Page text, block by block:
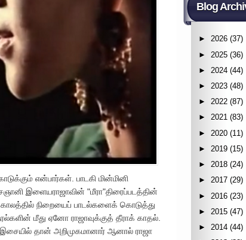
என்பார்கள். பாடகி மின்மினி
இளையராஜாவின் "மீரா"திரைப்படத்தின்
நிறையைப் பாடல்களைக் கொடுத்து
மீது ஏனோ ராஜாவுக்குத் தீராக் காதல்.
தான் அறிமுகமானார் ஆனால் ராஜா
Blog
► 2026 (37)
► 2025 (36)
► 2024 (44)
► 2023 (48)
► 2022 (87)
► 2021 (83)
► 2020 (11)
► 2019 (15)
► 2018 (24)
► 2017 (29)
► 2016 (23)
► 2015 (47)
► 2014 (44)